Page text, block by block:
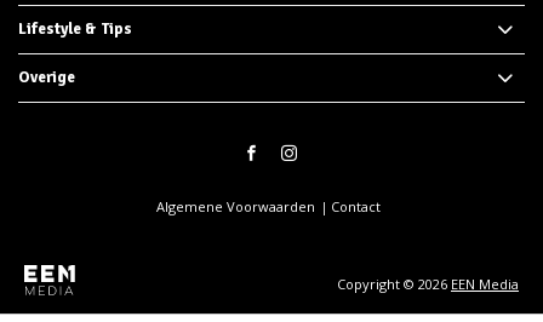
Lifestyle & Tips
Overige
Copyright © 2026 EEN Media
Algemene Voorwaarden Contact